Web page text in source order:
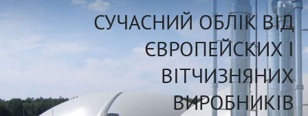
СУЧАСНИЙ ОБЛІК ВІД
ЄВРОПЕЙСКИХ І
ВІТЧИЗНЯНИХ
ВИРОБНИКІВ